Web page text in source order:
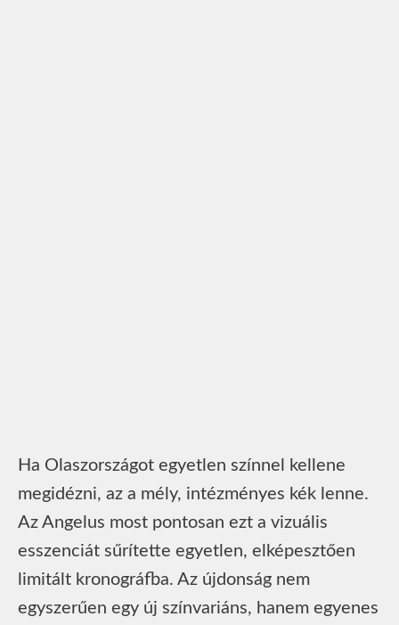
Ha Olaszországot egyetlen színnel kellene
megidézni, az a mély, intézményes kék lenne.
Az Angelus most pontosan ezt a vizuális
esszenciát sűrítette egyetlen, elképesztően
limitált kronográfba. Az újdonság nem
egyszerűen egy új színvariáns, hanem egyenes